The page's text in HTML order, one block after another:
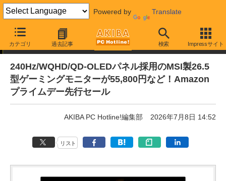
Powered by Translate
カテゴリ 過去記事 検索 Impressサイト
通販セール
240Hz/WQHD/QD-OLEDパネル採用のMSI製26.5
型ゲーミングモニターが55,800円など！Amazon
プライムデー先行セール
AKIBA PC Hotline!編集部 2026年7月8日 14:52
リスト